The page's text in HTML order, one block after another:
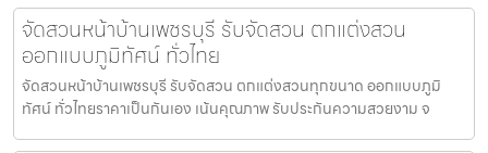
จัดสวนหน้าบ้านเพชรบุรี รับจัดสวน ตกแต่งสวน
ออกแบบภูมิทัศน์ ทั่วไทย
จัดสวนหน้าบ้านเพชรบุรี รับจัดสวน ตกแต่งสวนทุกขนาด ออกแบบภูมิ
ทัศน์ ทั่วไทยราคาเป็นกันเอง เน้นคุณภาพ รับประกันความสวยงาม จ